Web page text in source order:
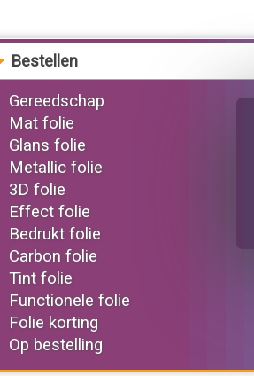
Bestellen
Gereedschap
Mat folie
Glans folie
Metallic folie
3D folie
Effect folie
Bedrukt folie
Carbon folie
Tint folie
Functionele folie
Folie korting
Op bestelling